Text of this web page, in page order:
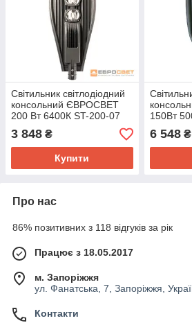
Світильник світлодіодний
консольний ЄВРОСВЕТ
200 Вт 6400К ST-200-07
18000 Лм IP65
3 848 ₴
Купити
150Вт
M
6 548₴
Про нас
86% позитивних з 118 відгуків за рік
Працює з 18.05.2017
м. Запоріжжя
ул. Фанатська, 7, Запоріжжя,
Контакти